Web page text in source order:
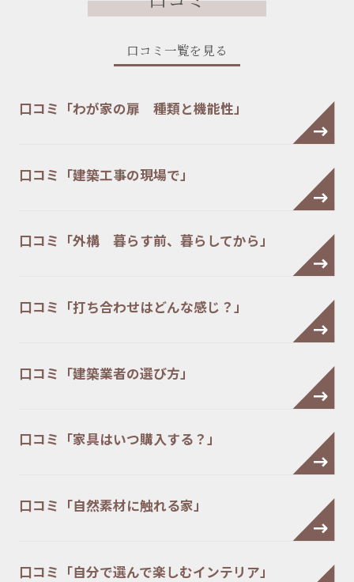
口コミ一覧を見る
口コミ「わが家の扉 種類と機能性」
口コミ「建築工事の現場で」
口コミ「外構 暮らす前、暮らしてから」
口コミ「打ち合わせはどんな感じ？」
口コミ「建築業者の選び方」
口コミ「家具はいつ購入する？」
口コミ「自然素材に触れる家」
口コミ「自分で選んで楽しむインテリア」